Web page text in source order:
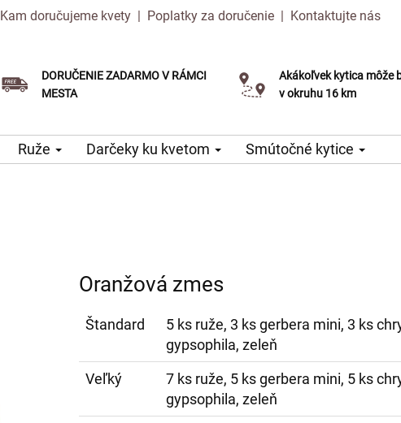
Kam doručujeme kvety | Poplatky za doručenie | Kontaktujte nás
DORUČENIE ZADARMO V RÁMCI
MESTA
Akákoľvek kytica môže
v okruhu 16 km
Služba Click & Collect
Ruže Darčeky ku kvetom Smútočné kytice
Oranžová zmes
Štandard
5 ks ruže, 3 ks gerbera mini, 3 ks
gypsophila, zeleň
Veľký
7 ks ruže, 5 ks gerbera mini, 5 ks
gypsophila, zeleň